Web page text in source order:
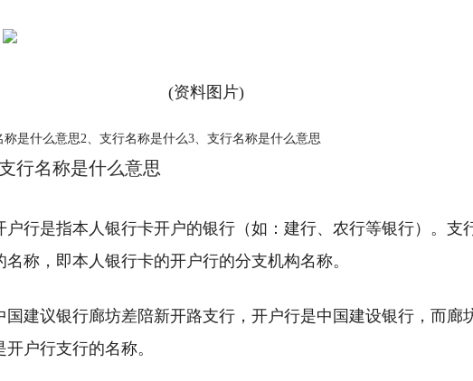
(资料图片)
称是什么意思2、支行名称是什么3、支行名称是什么意思
行名称是什么意思
户行是指本人银行卡开户的银行（如：建行、农行等银行）。支
名称，即本人银行卡的开户行的分支机构名称。
国建议银行廊坊差陪新开路支行，开户行是中国建设银行，而廊
户行支行的名称。